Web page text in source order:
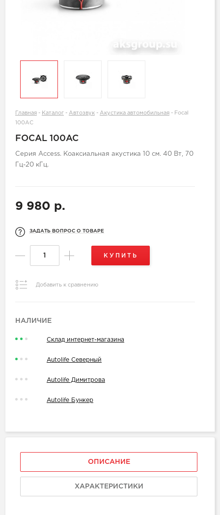
Главная - Каталог - Автозвук - Акустика автомобильная - Focal
100AC
FOCAL 100AC
Серия Access. Коаксиальная акустика 10 см. 40 Вт, 70
Гц-20 кГц.
9 980 р.
ЗАДАТЬ ВОПРОС О ТОВАРЕ
КУПИТЬ
Добавить к сравнению
НАЛИЧИЕ
Склад интернет-магазина
Autolife Северный
Autolife Димитрова
Autolife Бункер
ОПИСАНИЕ
ХАРАКТЕРИСТИКИ